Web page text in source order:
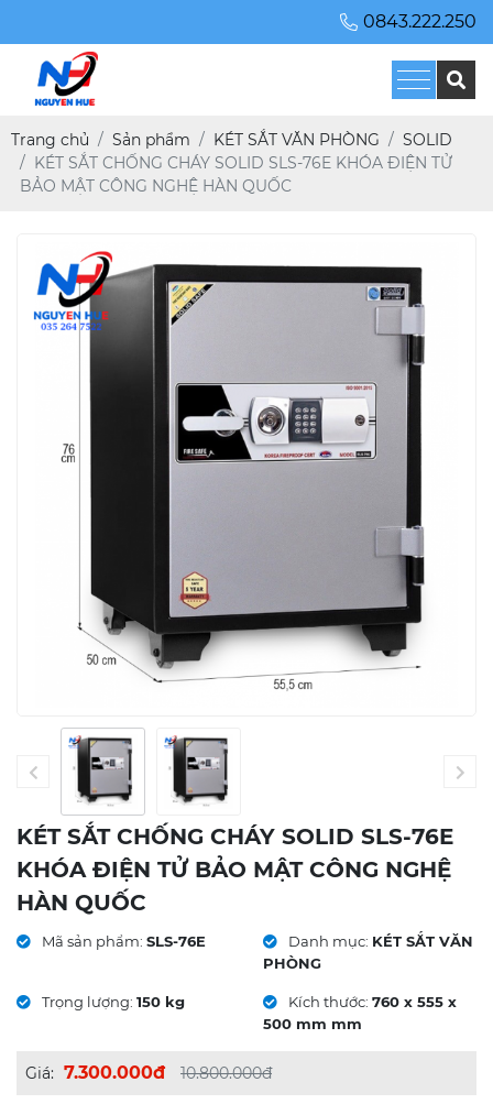
0843.222.250
Trang chủ Sản phẩm KÉT SẮT VĂN PHÒNG
SOLID
KÉT SẮT CHỐNG CHÁY SOLID SLS-76E KHÓA ĐIỆN TỬ
BẢO MẬT CÔNG NGHỆ HÀN QUỐC
KÉT SẮT CHỐNG CHÁY SOLID SLS-76E
KHÓA ĐIỆN TỬ BẢO MẬT CÔNG NGHỆ
HÀN QUỐC
Mã sản phẩm: SLS-76E Danh mục: KÉT SẮT VĂN
PHÒNG
Trọng lượng: 150 kg Kích thước: 760 x 555 x
500 mm mm
Giá: 7.300.000đ 10.800.000đ